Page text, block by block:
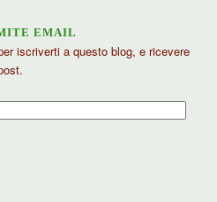
EMAIL
iscriverti a questo blog, e ricevere